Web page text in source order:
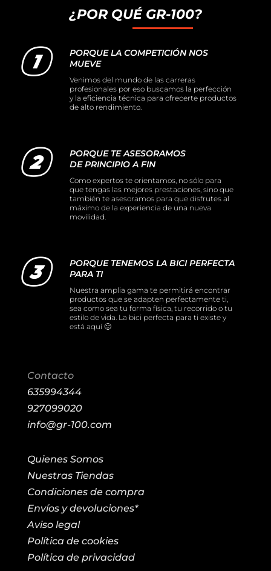
¿POR QUÉ GR-100?
PORQUE LA COMPETICIÓN NOS
MUEVE
Venimos del mundo de las carreras
profesionales por eso buscamos la perfección
y la eficiencia técnica para ofrecerte productos
de alto rendimiento.
PORQUE TE ASESORAMOS
DE PRINCIPIO A FIN
Como expertos te orientamos, no sólo para
que tengas las mejores prestaciones, sino que
también te asesoramos para que disfrutes al
máximo de la experiencia de una nueva
movilidad.
PORQUE TENEMOS LA BICI PERFECTA
PARA TI
Nuestra amplia gama te permitirá encontrar
productos que se adapten perfectamente ti,
sea como sea tu forma física, tu recorrido o tu
estilo de vida. La bici perfecta para ti existe y
está aquí 🙂
Contacto
635994344
927099020
info@gr-100.com
Quienes Somos
Nuestras Tiendas
Condiciones de compra
Envíos y devoluciones*
Aviso legal
Política de cookies
Política de privacidad